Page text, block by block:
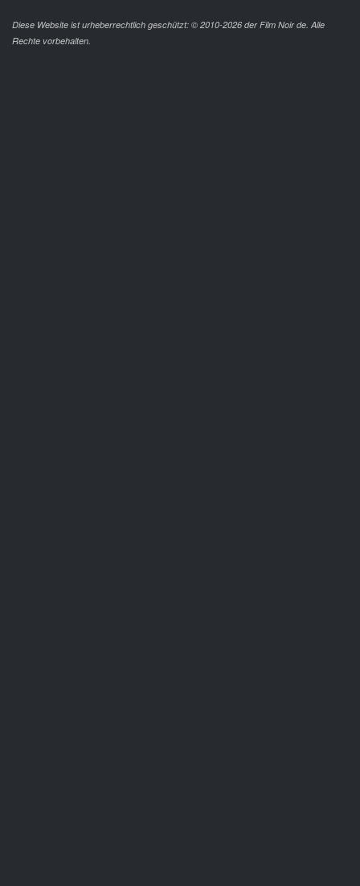
Diese Website ist urheberrechtlich geschützt: © 2010-2026 der Film Noir de. Alle
Rechte vorbehalten.